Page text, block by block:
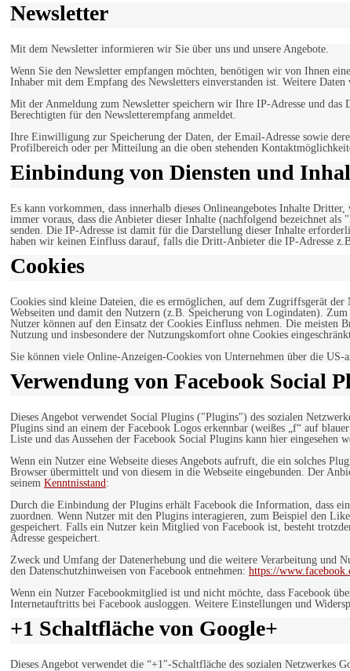
Newsletter
Mit dem Newsletter informieren wir Sie über uns und unsere Angebote.
Wenn Sie den Newsletter empfangen möchten, benötigen wir von Ihnen
Inhaber mit dem Empfang des Newsletters einverstanden ist. Weitere
Mit der Anmeldung zum Newsletter speichern wir Ihre IP-Adresse und das
Berechtigten für den Newsletterempfang anmeldet.
Ihre Einwilligung zur Speicherung der Daten, der Email-Adresse sowie
Profilbereich oder per Mitteilung an die oben stehenden
Einbindung von Diensten und
Es kann vorkommen, dass innerhalb dieses Onlineangebotes Inhalte
immer voraus, dass die Anbieter dieser Inhalte (nachfolgend bezeichnet
senden. Die IP-Adresse ist damit für die Darstellung dieser Inhalte
haben wir keinen Einfluss darauf, falls die Dritt-Anbieter die IP-Adresse
Cookies
Cookies sind kleine Dateien, die es ermöglichen, auf dem Zugriffsgerät
Webseiten und damit den Nutzern (z.B. Speicherung von Logindaten). Zum
Nutzer können auf den Einsatz der Cookies Einfluss nehmen. Die
Nutzung und insbesondere der Nutzungskomfort ohne Cookies
Sie können viele Online-Anzeigen-Cookies von Unternehmen über die US-
Verwendung von Facebook Social
Dieses Angebot verwendet Social Plugins ("Plugins") des sozialen
Plugins sind an einem der Facebook Logos erkennbar (weißes „f“ auf
Liste und das Aussehen der Facebook Social Plugins kann hier eingesehen
Wenn ein Nutzer eine Webseite dieses Angebots aufruft, die ein solches
Browser übermittelt und von diesem in die Webseite eingebunden. Der
seinem Kenntnisstand:
Durch die Einbindung der Plugins erhält Facebook die Information, dass
zuordnen. Wenn Nutzer mit den Plugins interagieren, zum Beispiel den
gespeichert. Falls ein Nutzer kein Mitglied von Facebook ist, besteht
Adresse gespeichert.
Zweck und Umfang der Datenerhebung und die weitere Verarbeitung und
den Datenschutzhinweisen von Facebook entnehmen: https://
Wenn ein Nutzer Facebookmitglied ist und nicht möchte, dass Facebook
Internetauftritts bei Facebook ausloggen. Weitere Einstellungen und
+1 Schaltfläche von Google+
Dieses Angebot verwendet die “+1″-Schaltfläche des sozialen